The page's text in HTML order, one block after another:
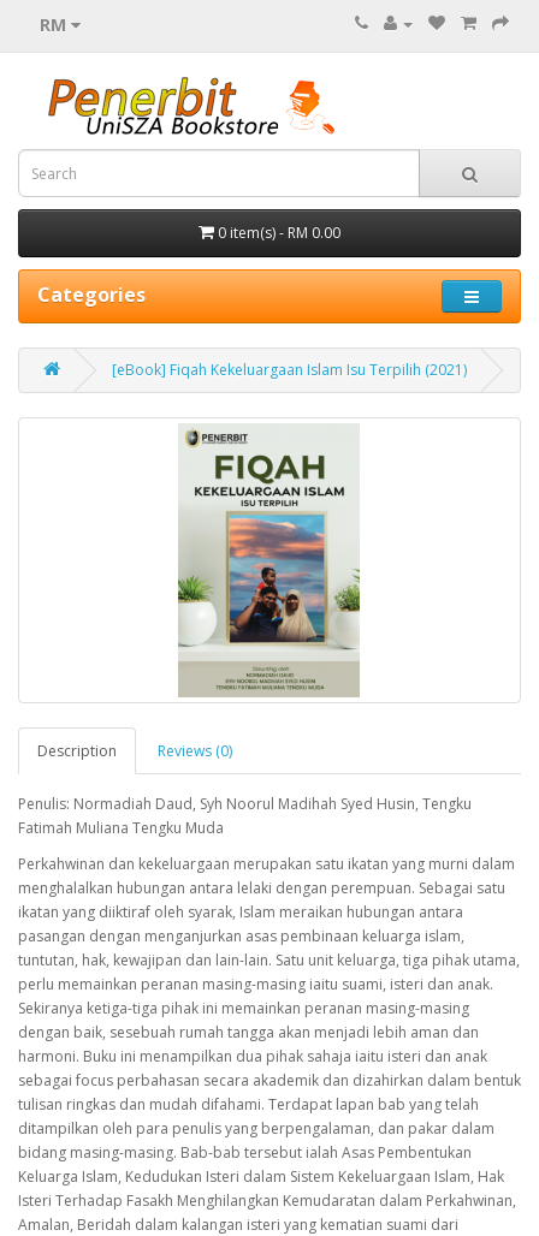
RM
0 item(s) - RM 0.00
Categories
[eBook] Fiqah Kekeluargaan Islam Isu Terpilih (2021)
Description Reviews (0)
Penulis: Normadiah Daud, Syh Noorul Madihah Syed Husin, Tengku
Fatimah Muliana Tengku Muda
Perkahwinan dan kekeluargaan merupakan satu ikatan yang murni dalam
menghalalkan hubungan antara lelaki dengan perempuan. Sebagai satu
ikatan yang diiktiraf oleh syarak, Islam meraikan hubungan antara
pasangan dengan menganjurkan asas pembinaan keluarga islam,
tuntutan, hak, kewajipan dan lain-lain. Satu unit keluarga, tiga pihak utama,
perlu memainkan peranan masing-masing iaitu suami, isteri dan anak.
Sekiranya ketiga-tiga pihak ini memainkan peranan masing-masing
dengan baik, sesebuah rumah tangga akan menjadi lebih aman dan
harmoni. Buku ini menampilkan dua pihak sahaja iaitu isteri dan anak
sebagai focus perbahasan secara akademik dan dizahirkan dalam bentuk
tulisan ringkas dan mudah difahami. Terdapat lapan bab yang telah
ditampilkan oleh para penulis yang berpengalaman, dan pakar dalam
bidang masing-masing. Bab-bab tersebut ialah Asas Pembentukan
Keluarga Islam, Kedudukan Isteri dalam Sistem Kekeluargaan Islam, Hak
Isteri Terhadap Fasakh Menghilangkan Kemudaratan dalam Perkahwinan,
Amalan, Beridah dalam kalangan isteri yang kematian suami dari